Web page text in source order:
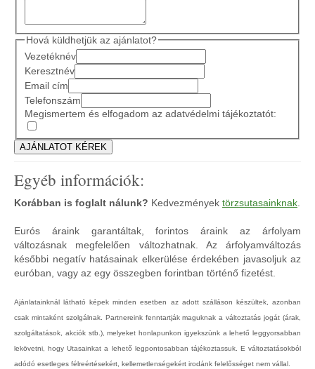
Hová küldhetjük az ajánlatot?
Vezetéknév
Keresztnév
Email cím
Telefonszám
Megismertem és elfogadom az adatvédelmi tájékoztatót:
Egyéb információk:
Korábban is foglalt nálunk? Kedvezmények törzsutasainknak.
Eurós áraink garantáltak, forintos áraink az árfolyam
változásnak megfelelően változhatnak. Az árfolyamváltozás
későbbi negatív hatásainak elkerülése érdekében javasoljuk az
euróban, vagy az egy összegben forintban történő fizetést.
Ajánlatainknál látható képek minden esetben az adott szálláson készültek, azonban
csak mintaként szolgálnak. Partnereink fenntartják maguknak a változtatás jogát (árak,
szolgáltatások, akciók stb.), melyeket honlapunkon igyekszünk a lehető leggyorsabban
lekövetni, hogy Utasainkat a lehető legpontosabban tájékoztassuk. E változtatásokból
adódó esetleges félreértésekért, kellemetlenségekért irodánk felelősséget nem vállal.